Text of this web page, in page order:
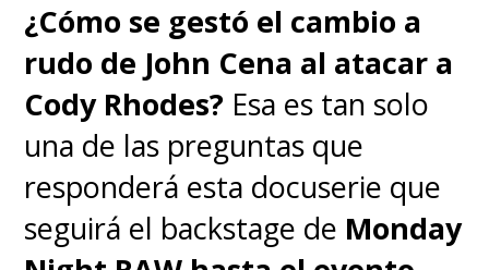
¿Cómo se gestó el cambio a
rudo de John Cena al atacar a
Cody Rhodes? Esa es tan solo
una de las preguntas que
responderá esta docuserie que
seguirá el backstage de Monday